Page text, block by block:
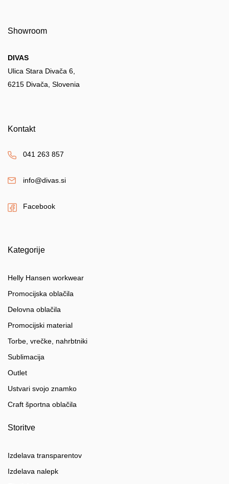
Showroom
DIVAS
Ulica Stara Divača 6,
6215 Divača, Slovenia
Kontakt
041 263 857
info@divas.si
Facebook
Kategorije
Helly Hansen workwear
Promocijska oblačila
Delovna oblačila
Promocijski material
Torbe, vrečke, nahrbtniki
Sublimacija
Outlet
Ustvari svojo znamko
Craft športna oblačila
Storitve
Izdelava transparentov
Izdelava nalepk